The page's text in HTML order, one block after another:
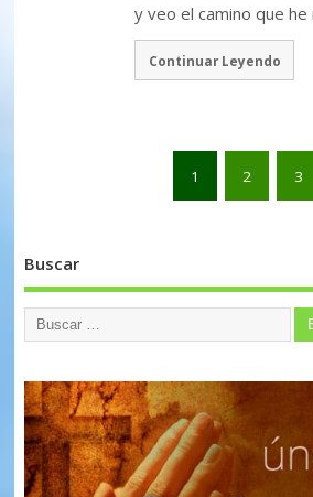
y veo el camino que
Continuar Leyendo
1 2 3
Buscar